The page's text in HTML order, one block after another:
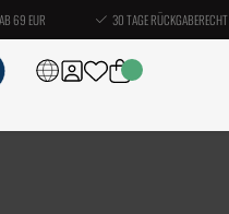
69 EUR 30 TAGE RÜCKGABERECHT